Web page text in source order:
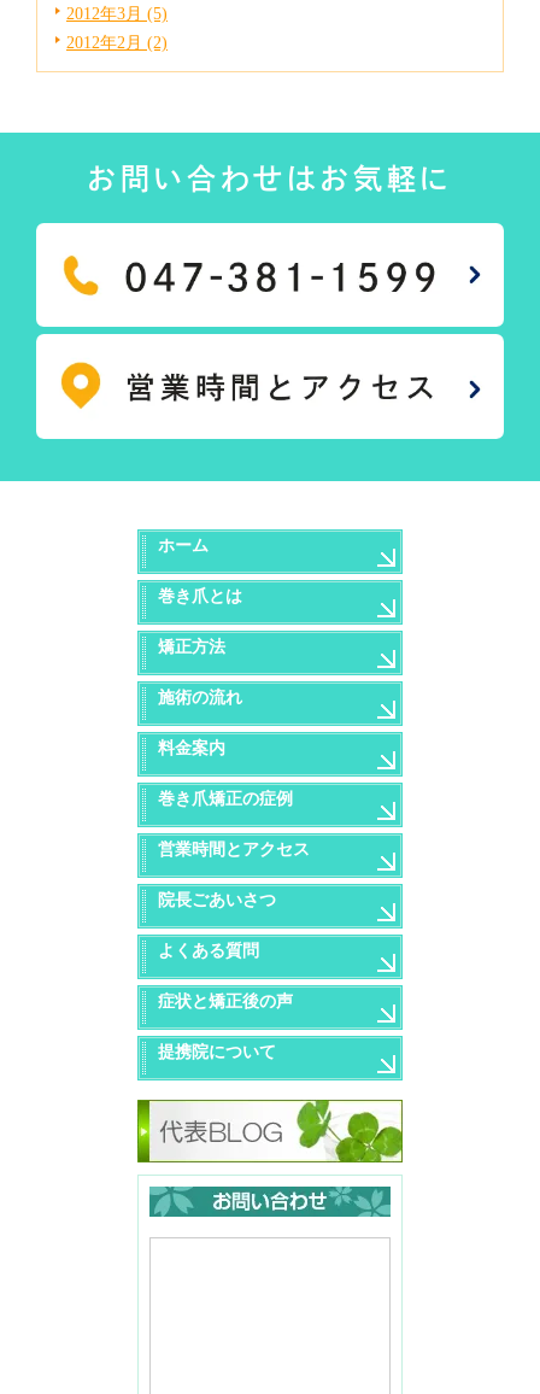
2012年3月 (5)
2012年2月 (2)
お問い合わせはお気軽に
ホーム
巻き爪とは
矯正方法
施術の流れ
料金案内
巻き爪矯正の症例
営業時間とアクセス
院長ごあいさつ
よくある質問
症状と矯正後の声
提携院について